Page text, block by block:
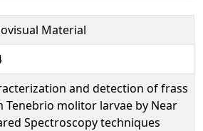
Material
and detection of frass
Tenebrio molitor larvae by Near
Spectroscopy techniques